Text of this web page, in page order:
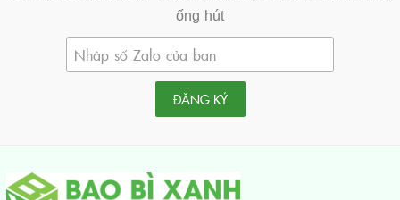
ống hút
ĐĂNG KÝ